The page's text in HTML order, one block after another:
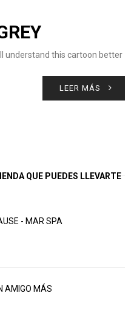
understand this cartoon better
LEER MÁS
QUE PUEDES LLEVARTE
- MAR SPA
AMIGO MÁS